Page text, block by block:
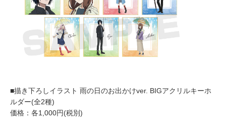
■描き下ろしイラスト 雨の日のお出かけver. BIGアクリルキーホ
ルダー(全2種)
価格：各1,000円(税別)